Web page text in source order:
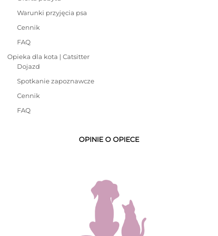
Warunki przyjęcia psa
Cennik
FAQ
Opieka dla kota | Catsitter
Dojazd
Spotkanie zapoznawcze
Cennik
FAQ
OPINIE O OPIECE